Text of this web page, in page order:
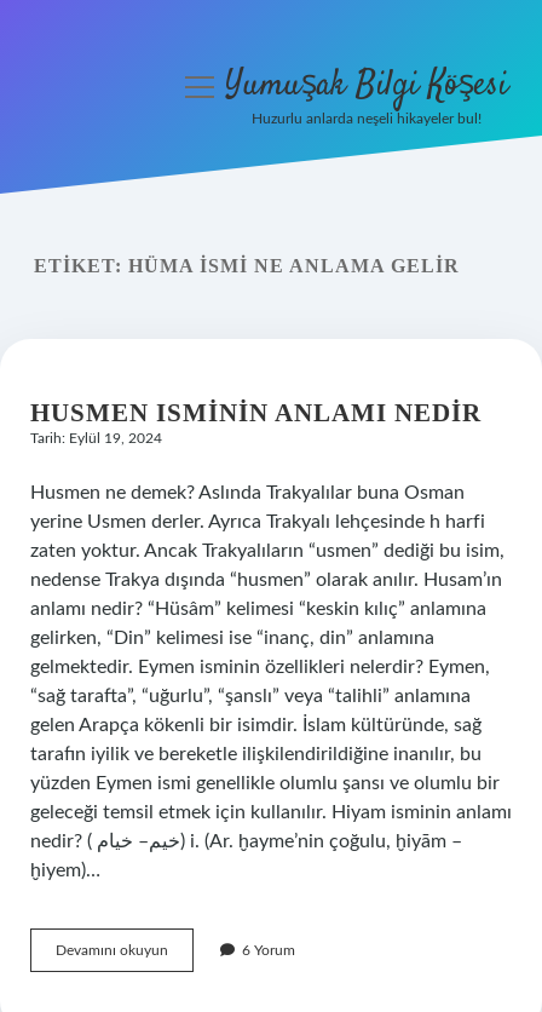
Yasal Uyarı
menüyüYumuşak Bilgi Köşesi
Huzurlu anlarda neşeli hikayeler bul!
ETIKET: HÜMA ISMI NE ANLAMA GELIR
HUSMEN ISMININ ANLAMI NEDIR
Tarih: Eylül 19, 2024
Husmen ne demek? Aslında Trakyalılar buna Osman
yerine Usmen derler. Ayrıca Trakyalı lehçesinde h harfi
zaten yoktur. Ancak Trakyalıların “usmen” dediği bu isim,
nedense Trakya dışında “husmen” olarak anılır. Husam’ın
anlamı nedir? “Hüsâm” kelimesi “keskin kılıç” anlamına
gelirken, “Din” kelimesi ise “inanç, din” anlamına
gelmektedir. Eymen isminin özellikleri nelerdir? Eymen,
“sağ tarafta”, “uğurlu”, “şanslı” veya “talihli” anlamına
gelen Arapça kökenli bir isimdir. İslam kültüründe, sağ
tarafın iyilik ve bereketle ilişkilendirildiğine inanılır, bu
yüzden Eymen ismi genellikle olumlu şansı ve olumlu bir
geleceği temsil etmek için kullanılır. Hiyam isminin anlamı
nedir? ( ﺧﻴﻢ– ﺧﻴﺎﻡ) i. (Ar. ḫayme’nin çoğulu, ḫiyām –
ḫiyem)…
Devamını okuyun
Isminin
6 Yorum